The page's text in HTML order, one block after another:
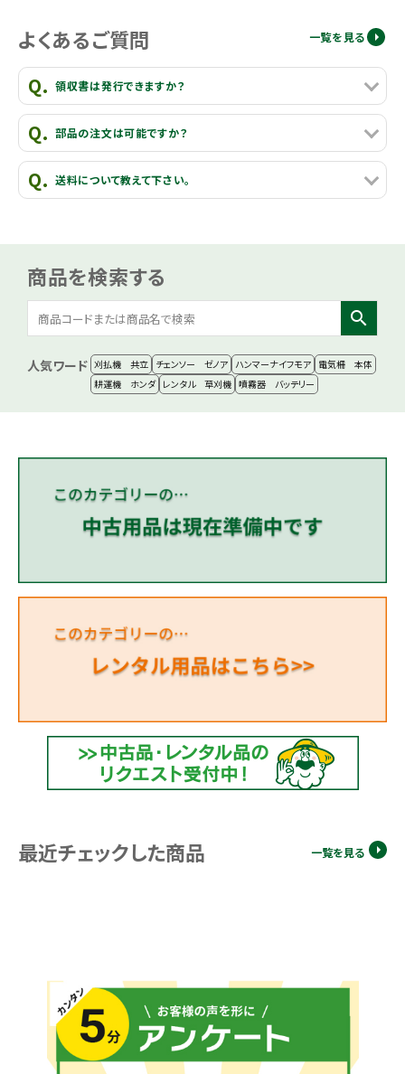
よくあるご質問 一覧を見る
領収書は発行できますか？
部品の注文は可能ですか？
送料について教えて下さい。
商品を検索する
search
人気ワード 刈払機 共立 チェンソー ゼノア ハンマーナイフモア 電気柵 本体
耕運機 ホンダ レンタル 草刈機 噴霧器 バッテリー
最近チェックした商品 一覧を見る